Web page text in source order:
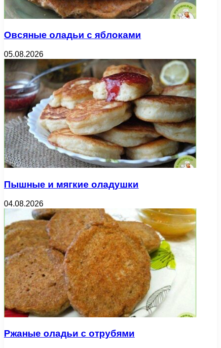
Овсяные оладьи с яблоками
05.08.2026
Пышные и мягкие оладушки
04.08.2026
Ржаные оладьи с отрубями